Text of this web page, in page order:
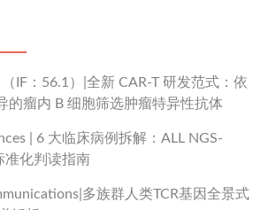
IF：56.1）|全新 CAR-T 研发范式：依
的瘤内 B 细胞筛选肿瘤特异性抗体
| 6 大临床病例拆解：ALL NGS-
准化判读指南
多族群人类TCR基因全景式